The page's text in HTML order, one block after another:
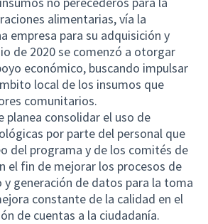
alimentarias, vía la
empresa para su adquisición y
de 2020 se comenzó a otorgar
económico, buscando impulsar
local de los insumos que
comunitarios.
planea consolidar el uso de
por parte del personal que
del programa y de los comités de
el fin de mejorar los procesos de
generación de datos para la toma
constante de la calidad en el
de cuentas a la ciudadanía.